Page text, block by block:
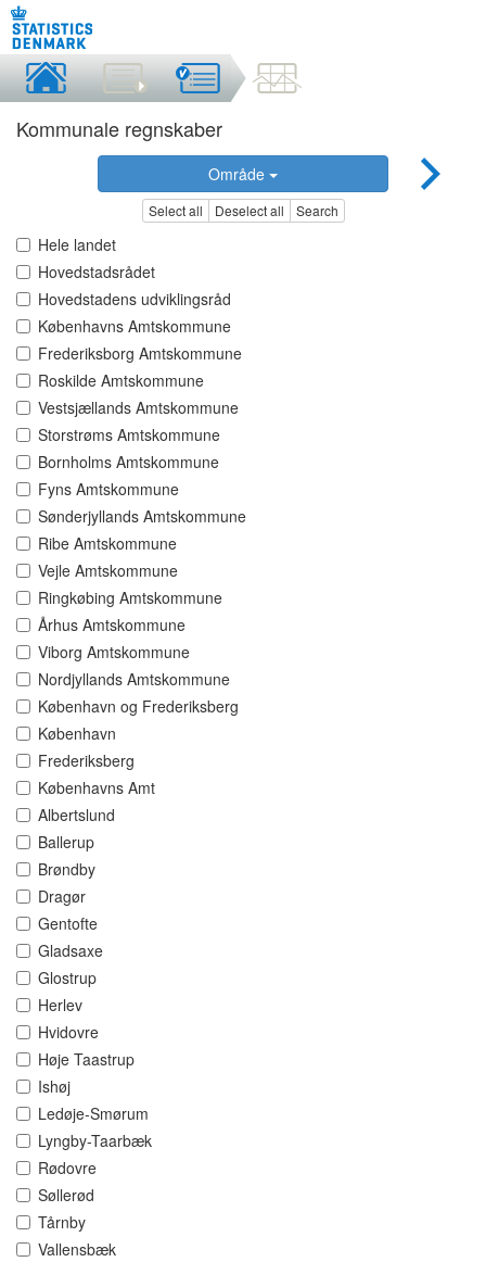
Kommunale regnskaber
Område
Select all Deselect all Search
Hele landet
Hovedstadsrådet
Hovedstadens udviklingsråd
Københavns Amtskommune
Frederiksborg Amtskommune
Roskilde Amtskommune
Vestsjællands Amtskommune
Storstrøms Amtskommune
Bornholms Amtskommune
Fyns Amtskommune
Sønderjyllands Amtskommune
Ribe Amtskommune
Vejle Amtskommune
Ringkøbing Amtskommune
Århus Amtskommune
Viborg Amtskommune
Nordjyllands Amtskommune
København og Frederiksberg
København
Frederiksberg
Københavns Amt
Albertslund
Ballerup
Brøndby
Dragør
Gentofte
Gladsaxe
Glostrup
Herlev
Hvidovre
Høje Taastrup
Ishøj
Ledøje-Smørum
Lyngby-Taarbæk
Rødovre
Søllerød
Tårnby
Vallensbæk